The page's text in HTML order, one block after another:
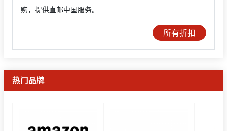
购，提供直邮中国服务。
所有折扣
热门品牌